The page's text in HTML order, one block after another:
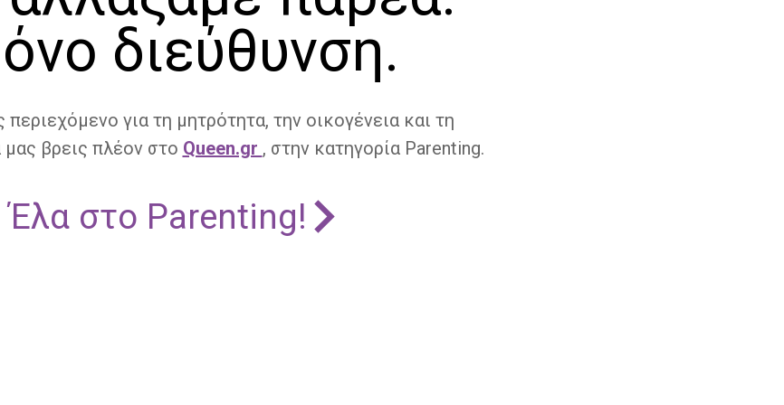
διεύθυνση.
περιεχόμενο για τη μητρότητα, την οικογένεια και τη
μας βρεις πλέον στο Queen.gr , στην κατηγορία Parenting.
Έλα στο Parenting!